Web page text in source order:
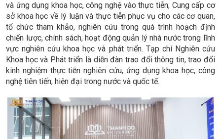
và ứng dụng khoa học, công nghệ vào thực tiễn; Cung cấp cơ
sở khoa học về lý luận và thực tiễn phục vụ cho các cơ quan,
tổ chức tham khảo, nghiên cứu trong quá trình hoạch định
chiến lược, chính sách, hoạt động quản lý nhà nước trong lĩnh
vực nghiên cứu khoa học và phát triển. Tạp chí Nghiên cứu
Khoa học và Phát triển là diễn đàn trao đổi thông tin, trao đổi
kinh nghiệm thực tiễn nghiên cứu, ứng dụng khoa học, công
nghệ tiên tiến, hiện đại trong nước và quốc tế.